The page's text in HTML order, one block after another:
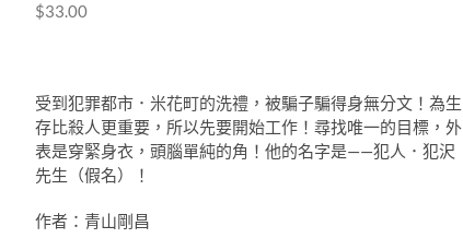
$33.00
受到犯罪都市．米花町的洗禮，被騙子騙得身無分文！為生
存比殺人更重要，所以先要開始工作！ 尋找唯一的目標，外
表是穿緊身衣，頭腦單純的角！他的名字是——犯人．犯沢
先生（假名）！
作者：青山剛昌